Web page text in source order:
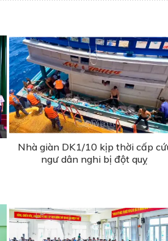
Nhà giàn DK1/10 kịp thời cấp
ngư dân nghi bị đột quỵ